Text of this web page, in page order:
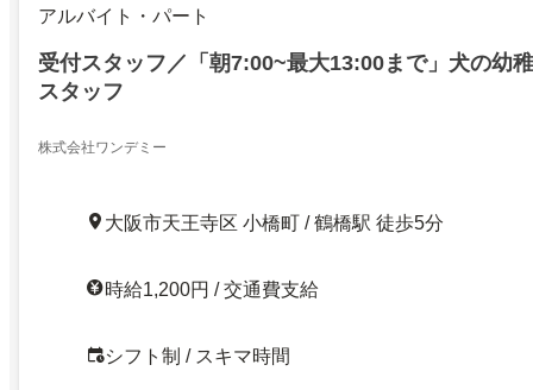
アルバイト・パート
受付スタッフ／「朝7:00~最大13:00まで」犬の幼
スタッフ
株式会社ワンデミー
大阪市天王寺区 小橋町 / 鶴橋駅 徒歩5分
時給1,200円 / 交通費支給
シフト制 / スキマ時間